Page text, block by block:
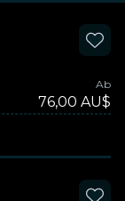
Ab
76,00 AU$